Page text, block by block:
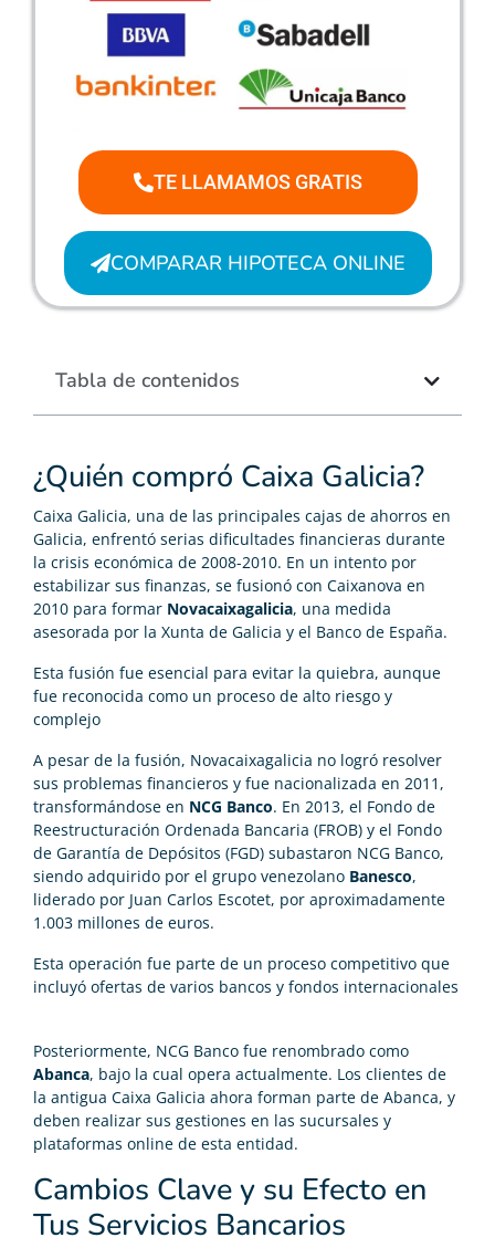
¿Quién compró Caixa Galicia?
Caixa Galicia, una de las principales cajas de ahorros en
Galicia, enfrentó serias dificultades financieras durante
la crisis económica de 2008-2010. En un intento por
estabilizar sus finanzas, se fusionó con Caixanova en
2010 para formar Novacaixagalicia, una medida
asesorada por la Xunta de Galicia y el Banco de España.
Esta fusión fue esencial para evitar la quiebra, aunque
fue reconocida como un proceso de alto riesgo y
complejo​
A pesar de la fusión, Novacaixagalicia no logró resolver
sus problemas financieros y fue nacionalizada en 2011,
transformándose en NCG Banco. En 2013, el Fondo de
Reestructuración Ordenada Bancaria (FROB) y el Fondo
de Garantía de Depósitos (FGD) subastaron NCG Banco,
siendo adquirido por el grupo venezolano Banesco,
liderado por Juan Carlos Escotet, por aproximadamente
1.003 millones de euros.
Esta operación fue parte de un proceso competitivo que
incluyó ofertas de varios bancos y fondos internacionales​
Posteriormente, NCG Banco fue renombrado como
Abanca, bajo la cual opera actualmente. Los clientes de
la antigua Caixa Galicia ahora forman parte de Abanca, y
deben realizar sus gestiones en las sucursales y
plataformas online de esta entidad.
Cambios Clave y su Efecto en
Tus Servicios Bancarios
TE LLAMAMOS GRATIS
COMPARAR HIPOTECA ONLINE
Tabla de contenidos